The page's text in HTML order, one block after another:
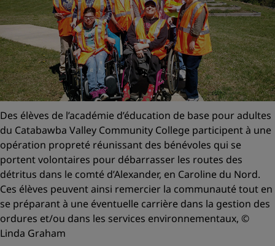
Des élèves de l’académie d’éducation de base pour adultes
du Catabawba Valley Community College participent à une
opération propreté réunissant des bénévoles qui se
portent volontaires pour débarrasser les routes des
détritus dans le comté d’Alexander, en Caroline du Nord.
Ces élèves peuvent ainsi remercier la communauté tout en
se préparant à une éventuelle carrière dans la gestion des
ordures et/ou dans les services environnementaux, ©
Linda Graham